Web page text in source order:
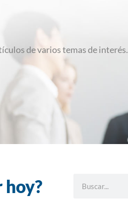
de varios temas de interés.
hoy?